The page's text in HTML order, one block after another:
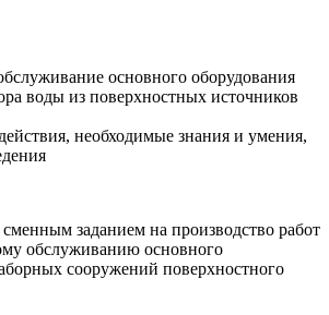
основного оборудования
воды из поверхностных источников
необходимые знания и умения,
заданием на производство работ
обслуживанию основного
сооружений поверхностного